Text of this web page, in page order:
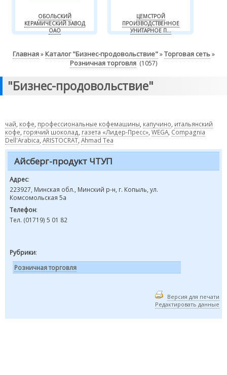
ОБОЛЬСКИЙ
КЕРАМИЧЕСКИЙ ЗАВОД
ОАО
ЦЕМСТРОЙ
ПРОИЗВОДСТВЕННОЕ
УНИТАРНОЕ П...
Главная» Каталог "Бизнес-продовольствие"»Торговая сеть»
Розничная торговля(1057)
"Бизнес-продовольствие"
чай кофе профессиональные кофемашины капучино итальянский
кофе горячий шоколад газета «Лидер-Пресс» WEGA Compagnia
Dell'Arabica ARISTOCRAT Ahmad Tea
Айсберг-продукт ЧТУП
Адрес:
223927, Минская обл., Минский р-н, г. Копыль, ул.
Комсомольская 5а
Телефон:
Тел. (01719) 5 01 82
Рубрики:
Розничная торговля
Версия для печати
Редактировать данные